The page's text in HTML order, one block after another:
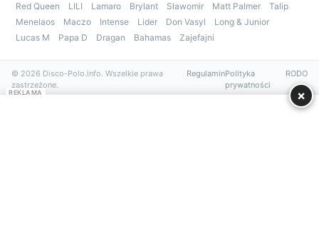
Red Queen LILI Lamaro Brylant Sławomir Matt Palmer
Talip
Menelaos
Maczo Intense Lider Don Vasyl
Long & Junior
Lucas M
Papa D Dragan Bahamas Zajefajni
© 2026 Disco-Polo.info. Wszelkie prawa
zastrzeżone.
RegulaminPolityka
prywatności
RODO
REKLAMA ×